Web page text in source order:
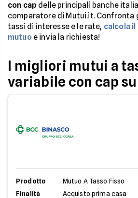
con cap delle principali banche
comparatore di Mutui.it. Confronta
tassi di interesse e le rate, calcola
mutuoe invia la richiesta!
I migliori mutui a
variabile con cap
Prodotto
Mutuo A Tasso Fisso
Finalità
Acquisto prima casa